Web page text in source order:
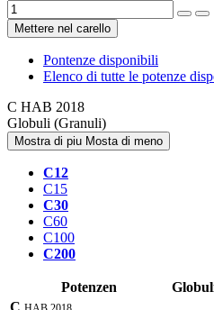
Mettere nel carello
Pontenze disponibili
Elenco di tutte le potenze
C HAB 2018
Globuli (Granuli)
Mostra di piu Mosta di meno
C12
C15
C30
C60
C100
C200
Potenzen
C